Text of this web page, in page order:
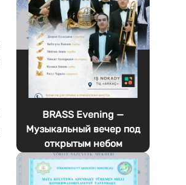
BRASS Evening —
Музыкальный вечер под
открытым небом